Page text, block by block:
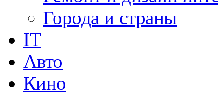
Города и страны
IT
Авто
Кино